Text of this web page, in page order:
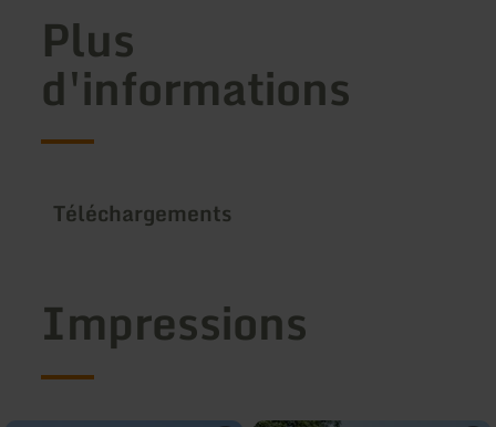
Plus
d'informations
Téléchargements
Impressions